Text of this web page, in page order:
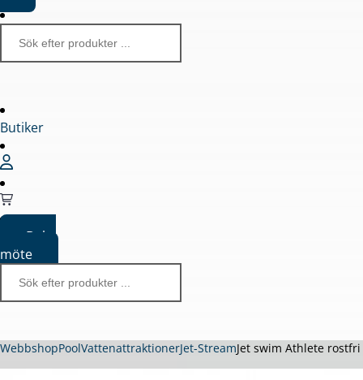
Butiker
Boka
möte
WebbshopPoolVattenattraktionerJet-StreamJet swim Athlete